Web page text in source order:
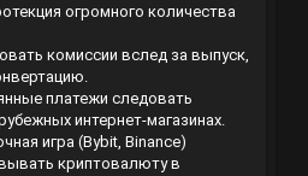
огромного количества
комиссии вслед за выпуск,
платежи следовать
интернет-магазинах.
игра (Bybit, Binance)
криптовалюту в